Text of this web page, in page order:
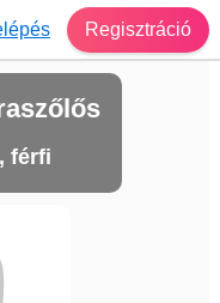
Regisztráció
férfi